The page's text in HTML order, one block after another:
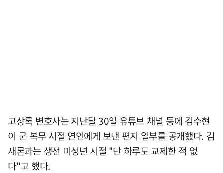
고상록 변호사는 지난달 30일 유튜브 채널 등에 김수현
이 군 복무 시절 연인에게 보낸 편지 일부를 공개했다. 김
새론과는 생전 미성년 시절 "단 하루도 교제한 적 없
다"고 했다.